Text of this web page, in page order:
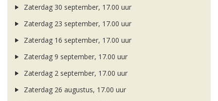
Zaterdag 30 september, 17.00 uur
Zaterdag 23 september, 17.00 uur
Zaterdag 16 september, 17.00 uur
Zaterdag 9 september, 17.00 uur
Zaterdag 2 september, 17.00 uur
Zaterdag 26 augustus, 17.00 uur